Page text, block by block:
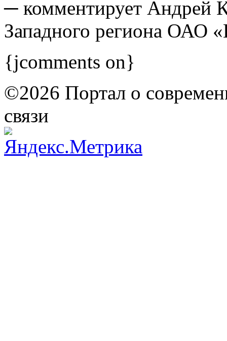
─ комментирует Андрей
Западного региона ОАО
{jcomments on}
©2026 Портал о
связи